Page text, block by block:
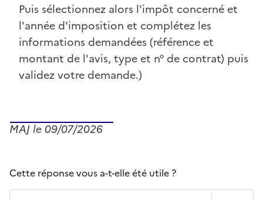
Puis sélectionnez alors l'impôt concerné et
l'année d'imposition et complétez les
informations demandées (référence et
montant de l'avis, type et n° de contrat) puis
validez votre demande.)
MAJ le 09/07/2026
Cette réponse vous a-t-elle été utile ?